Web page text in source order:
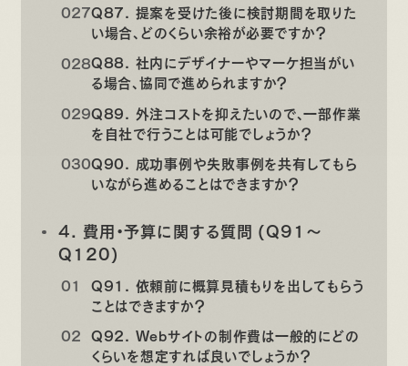
Q87. 提案を受けた後に検討期間を取りた
い場合、どのくらい余裕が必要ですか？
Q88. 社内にデザイナーやマーケ担当がい
る場合、協同で進められますか？
Q89. 外注コストを抑えたいので、一部作業
を自社で行うことは可能でしょうか？
Q90. 成功事例や失敗事例を共有してもら
いながら進めることはできますか？
4. 費用・予算に関する質問 (Q91〜
Q120)
Q91. 依頼前に概算見積もりを出してもらう
ことはできますか？
Q92. Webサイトの制作費は一般的にどの
くらいを想定すれば良いでしょうか？